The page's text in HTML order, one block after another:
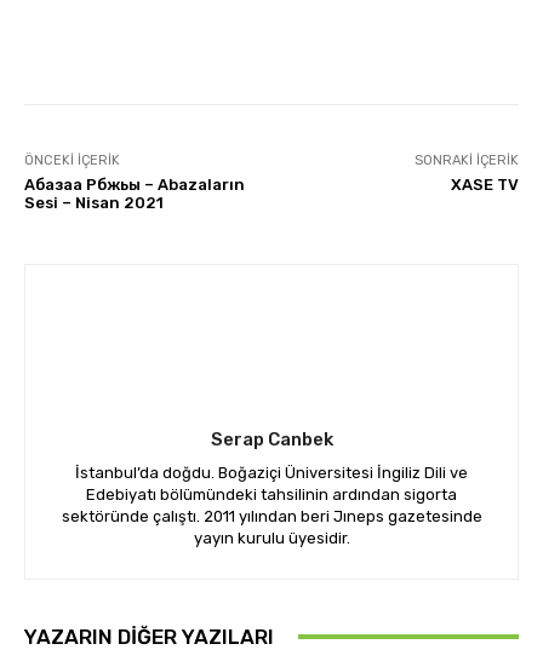
ÖNCEKI İÇERIK
Абазаа Рбжьы – Abazaların
Sesi – Nisan 2021
SONRAKI İÇERIK
XASE TV
Serap Canbek
İstanbul’da doğdu. Boğaziçi Üniversitesi İngiliz Dili ve
Edebiyatı bölümündeki tahsilinin ardından sigorta
sektöründe çalıştı. 2011 yılından beri Jıneps gazetesinde
yayın kurulu üyesidir.
YAZARIN DIĞER YAZILARI